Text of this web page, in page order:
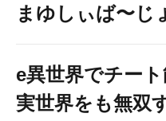
まゆしぃば〜じ
e異世界でチー
実世界をも無双